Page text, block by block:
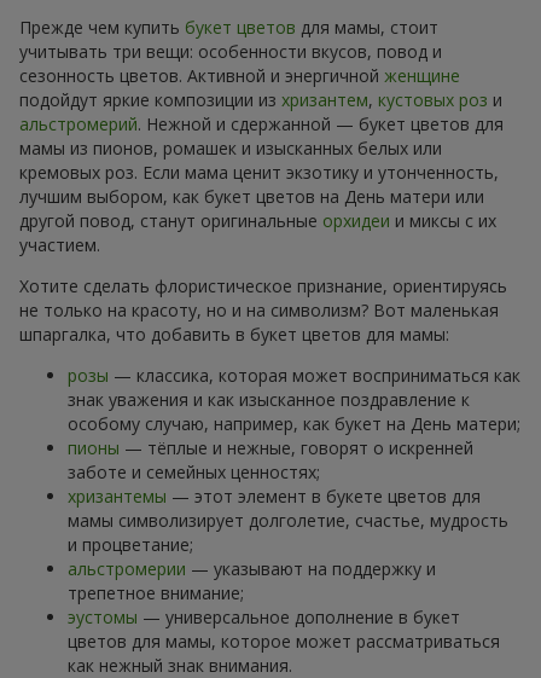
Прежде чем купить букет цветов для мамы, стоит
учитывать три вещи: особенности вкусов, повод и
сезонность цветов. Активной и энергичной женщине
подойдут яркие композиции из хризантем, кустовых роз и
альстромерий. Нежной и сдержанной — букет цветов для
мамы из пионов, ромашек и изысканных белых или
кремовых роз. Если мама ценит экзотику и утонченность,
лучшим выбором, как букет цветов на День матери или
другой повод, станут оригинальные орхидеи и миксы с их
участием.
Хотите сделать флористическое признание, ориентируясь
не только на красоту, но и на символизм? Вот маленькая
шпаргалка, что добавить в букет цветов для мамы:
розы — классика, которая может восприниматься как
знак уважения и как изысканное поздравление к
особому случаю, например, как букет на День матери;
пионы — тёплые и нежные, говорят о искренней
заботе и семейных ценностях;
хризантемы — этот элемент в букете цветов для
мамы символизирует долголетие, счастье, мудрость
и процветание;
альстромерии — указывают на поддержку и
трепетное внимание;
эустомы — универсальное дополнение в букет
цветов для мамы, которое может рассматриваться
как нежный знак внимания.